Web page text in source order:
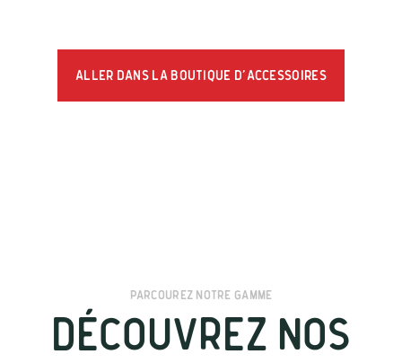
Aller dans la boutique d'accessoires
Parcourez notre gamme
Découvrez nos